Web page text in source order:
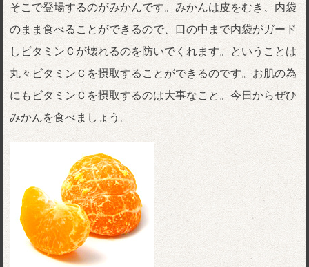
そこで登場するのがみかんです。みかんは皮をむき、内袋
のまま食べることができるので、口の中まで内袋がガード
しビタミンＣが壊れるのを防いでくれます。ということは
丸々ビタミンＣを摂取することができるのです。お肌の為
にもビタミンＣを摂取するのは大事なこと。今日からぜひ
みかんを食べましょう。